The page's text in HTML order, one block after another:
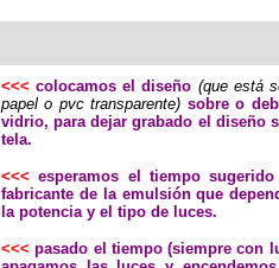
<<<colocamos el diseño (que está
papel o pvc transparente) sobre o
vidrio, para dejar grabado el diseño
tela.
<<<esperamos el tiempo
fabricante de la emulsión que
la potencia y el tipo de luces.
<<<pasado el tiempo (siempre con